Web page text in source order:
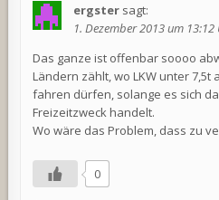
ergster sagt:
1. Dezember 2013 um 13:12
Das ganze ist offenbar soooo
Ländern zählt, wo LKW unter 7,5t
fahren dürfen, solange es sich
Freizeitzweck handelt.
Wo wäre das Problem, dass zu
0